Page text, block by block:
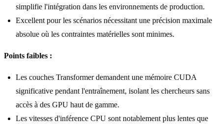
simplifie l'intégration dans les environnements de production.
Excellent pour les scénarios nécessitant une précision maximale
absolue où les contraintes matérielles sont minimes.
Points faibles :
Les couches Transformer demandent une mémoire CUDA
significative pendant l'entraînement, isolant les chercheurs sans
accès à des GPU haut de gamme.
Les vitesses d'inférence CPU sont notablement plus lentes que